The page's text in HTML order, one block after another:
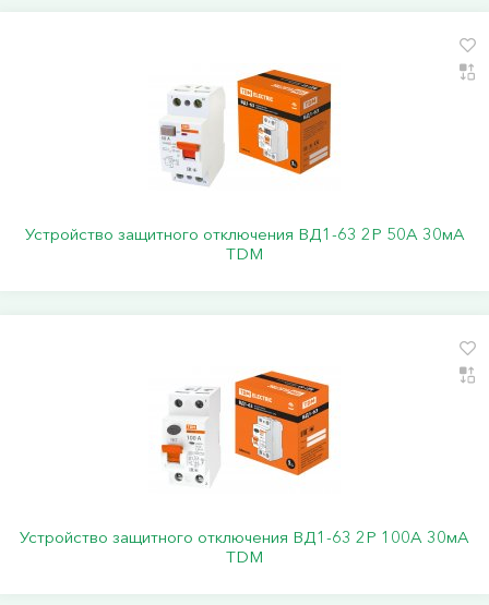
Устройство защитного отключения ВД1-63 2Р 50А 30мА
TDM
Устройство защитного отключения ВД1-63 2Р 100А 30мА
TDM